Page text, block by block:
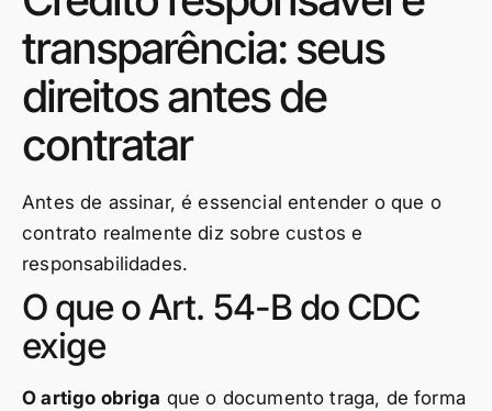
transparência: seus
direitos antes de
contratar
Antes de assinar, é essencial entender o que o
contrato realmente diz sobre custos e
responsabilidades.
O que o Art. 54-B do CDC
exige
O artigo obriga que o documento traga, de forma